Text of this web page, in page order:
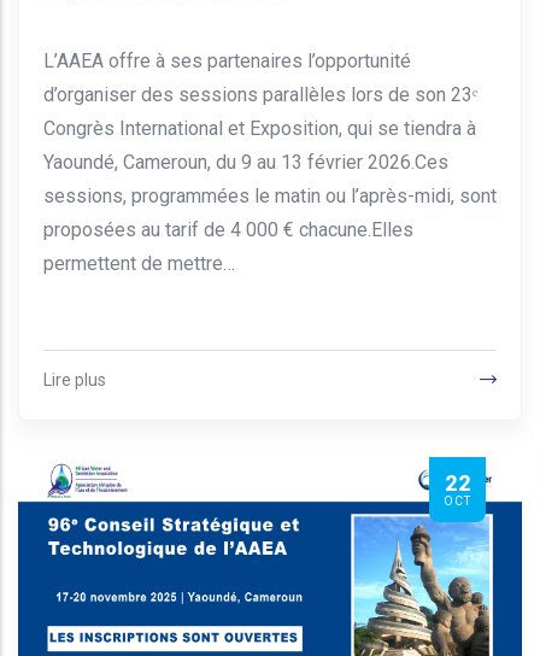
L’AAEA offre à ses partenaires l’opportunité
d’organiser des sessions parallèles lors de son 23ᵉ
Congrès International et Exposition, qui se tiendra à
Yaoundé, Cameroun, du 9 au 13 février 2026.Ces
sessions, programmées le matin ou l’après-midi, sont
proposées au tarif de 4 000 € chacune.Elles
permettent de mettre…
Lire plus
22
OCT